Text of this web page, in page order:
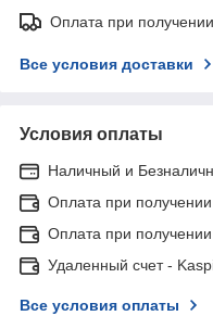
Оплата при
Все условия доставки
Условия оплаты
Наличный и
Оплата при получении
Оплата при
Удаленный счет -
Все условия оплаты